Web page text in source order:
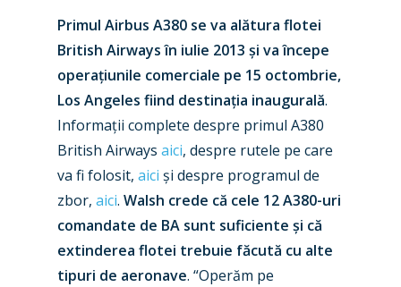
Primul Airbus A380 se va alătura flotei
British Airways în iulie 2013 și va începe
operațiunile comerciale pe 15 octombrie,
Los Angeles fiind destinația inaugurală.
Informații complete despre primul A380
British Airways aici, despre rutele pe care
va fi folosit, aici și despre programul de
zbor, aici. Walsh crede că cele 12 A380-uri
comandate de BA sunt suficiente și că
extinderea flotei trebuie făcută cu alte
tipuri de aeronave. “Operăm pe
Farnborough 2022
Dubai 2019
Paris 2019
Marketplace
Jobs
Contact